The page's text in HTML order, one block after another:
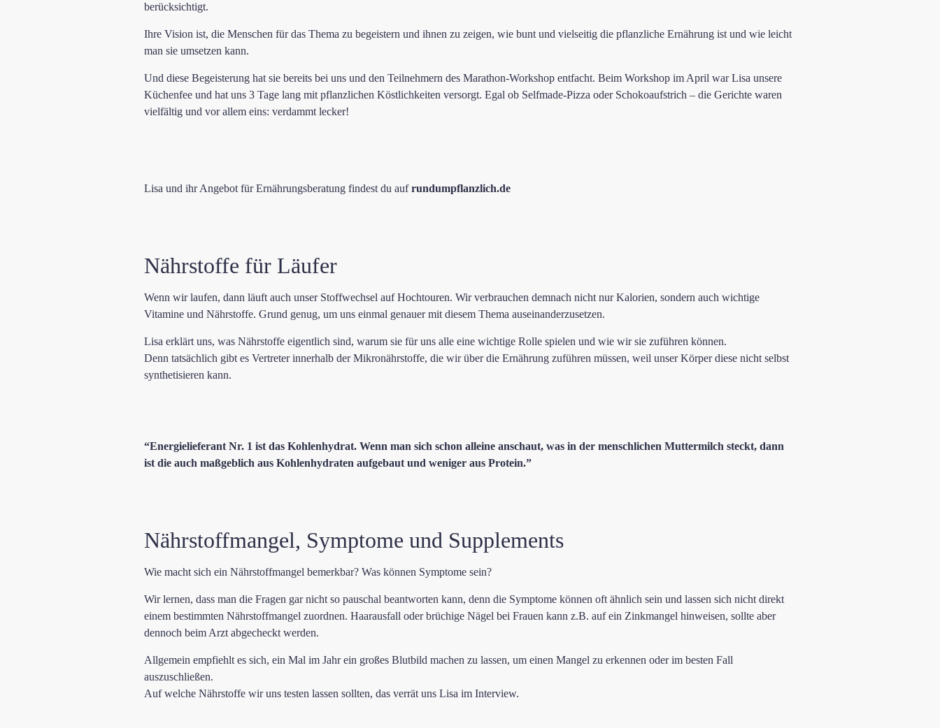
berücksichtigt.
Ihre Vision ist, die Menschen für das Thema zu begeistern und ihnen zu zeigen, wie bunt und vielseitig die pflanzliche Ernährung ist und wie leicht
man sie umsetzen kann.
Und diese Begeisterung hat sie bereits bei uns und den Teilnehmern des Marathon-Workshop entfacht. Beim Workshop im April war Lisa unsere
Küchenfee und hat uns 3 Tage lang mit pflanzlichen Köstlichkeiten versorgt. Egal ob Selfmade-Pizza oder Schokoaufstrich – die Gerichte waren
vielfältig und vor allem eins: verdammt lecker!
Lisa und ihr Angebot für Ernährungsberatung findest du aufrundumpflanzlich.de
Nährstoffe für Läufer
Wenn wir laufen, dann läuft auch unser Stoffwechsel auf Hochtouren. Wir verbrauchen demnach nicht nur Kalorien, sondern auch wichtige
Vitamine und Nährstoffe. Grund genug, um uns einmal genauer mit diesem Thema auseinanderzusetzen.
Lisa erklärt uns, was Nährstoffe eigentlich sind, warum sie für uns alle eine wichtige Rolle spielen und wie wir sie zuführen können.
Denn tatsächlich gibt es Vertreter innerhalb der Mikronährstoffe, die wir über die Ernährung zuführen müssen, weil unser Körper diese nicht selbst
synthetisieren kann.
“Energielieferant Nr. 1 ist das Kohlenhydrat. Wenn man sich schon alleine anschaut, was in der menschlichen Muttermilch steckt, dann
ist die auch maßgeblich aus Kohlenhydraten aufgebaut und weniger aus Protein.”
Nährstoffmangel, Symptome und Supplements
Wie macht sich ein Nährstoffmangel bemerkbar? Was können Symptome sein?
Wir lernen, dass man die Fragen gar nicht so pauschal beantworten kann, denn die Symptome können oft ähnlich sein und lassen sich nicht direkt
einem bestimmten Nährstoffmangel zuordnen. Haarausfall oder brüchige Nägel bei Frauen kann z.B. auf ein Zinkmangel hinweisen, sollte aber
dennoch beim Arzt abgecheckt werden.
Allgemein empfiehlt es sich, ein Mal im Jahr ein großes Blutbild machen zu lassen, um einen Mangel zu erkennen oder im besten Fall
auszuschließen.
Auf welche Nährstoffe wir uns testen lassen sollten, das verrät uns Lisa im Interview.